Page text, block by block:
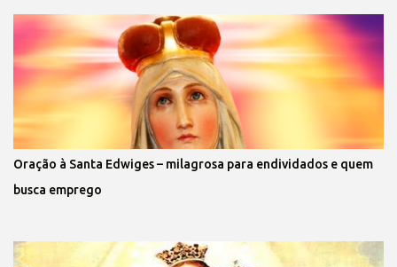
Oração à Santa Edwiges – milagrosa para endividados e quem
busca emprego